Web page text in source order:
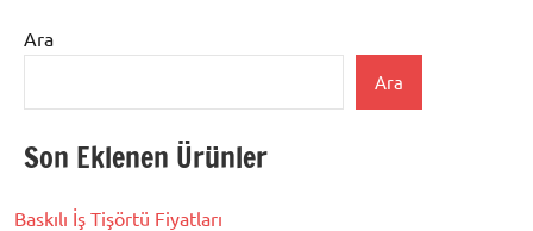
Ara
Ara
Son Eklenen Ürünler
Baskılı İş Tişörtü Fiyatları